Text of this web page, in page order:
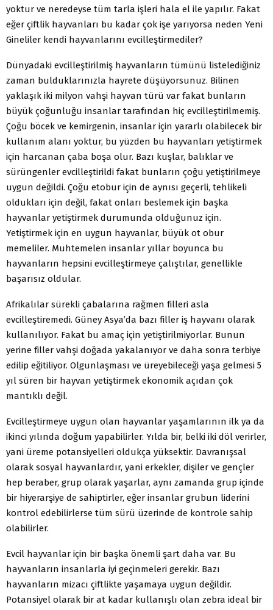
yoktur ve neredeyse tüm tarla işleri hala el ile yapılır. Fakat
eğer çiftlik hayvanları bu kadar çok işe yarıyorsa neden Yeni
Gineliler kendi hayvanlarını evcilleştirmediler?
Dünyadaki evcilleştirilmiş hayvanların tümünü listelediğiniz
zaman bulduklarınızla hayrete düşüyorsunuz. Bilinen
yaklaşık iki milyon vahşi hayvan türü var fakat bunların
büyük çoğunluğu insanlar tarafından hiç evcilleştirilmemiş.
Çoğu böcek ve kemirgenin, insanlar için yararlı olabilecek bir
kullanım alanı yoktur, bu yüzden bu hayvanları yetiştirmek
için harcanan çaba boşa olur. Bazı kuşlar, balıklar ve
sürüngenler evcilleştirildi fakat bunların çoğu yetiştirilmeye
uygun değildi. Çoğu etobur için de aynısı geçerli, tehlikeli
oldukları için değil, fakat onları beslemek için başka
hayvanlar yetiştirmek durumunda olduğunuz için.
Yetiştirmek için en uygun hayvanlar, büyük ot obur
memeliler. Muhtemelen insanlar yıllar boyunca bu
hayvanların hepsini evcilleştirmeye çalıştılar, genellikle
başarısız oldular.
Afrikalılar sürekli çabalarına rağmen filleri asla
evcilleştiremedi. Güney Asya’da bazı filler iş hayvanı olarak
kullanılıyor. Fakat bu amaç için yetiştirilmiyorlar. Bunun
yerine filler vahşi doğada yakalanıyor ve daha sonra terbiye
edilip eğitiliyor. Olgunlaşması ve üreyebileceği yaşa gelmesi 5
yıl süren bir hayvan yetiştirmek ekonomik açıdan çok
mantıklı değil.
Evcilleştirmeye uygun olan hayvanlar yaşamlarının ilk ya da
ikinci yılında doğum yapabilirler. Yılda bir, belki iki döl verirler,
yani üreme potansiyelleri oldukça yüksektir. Davranışsal
olarak sosyal hayvanlardır, yani erkekler, dişiler ve gençler
hep beraber, grup olarak yaşarlar, aynı zamanda grup içinde
bir hiyerarşiye de sahiptirler, eğer insanlar grubun liderini
kontrol edebilirlerse tüm sürü üzerinde de kontrole sahip
olabilirler.
Evcil hayvanlar için bir başka önemli şart daha var. Bu
hayvanların insanlarla iyi geçinmeleri gerekir. Bazı
hayvanların mizacı çiftlikte yaşamaya uygun değildir.
Potansiyel olarak bir at kadar kullanışlı olan zebra ideal bir